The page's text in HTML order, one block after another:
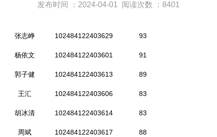
发布时间 ：2024-04-01 阅读次数 ：8401
张志峥 102484122403629 93
杨依文 102484122403601 91
郭子健 102484122403613 89
王汇 102484122403606 83
胡冰清 102484122403614 83
周斌 102484122403617 88